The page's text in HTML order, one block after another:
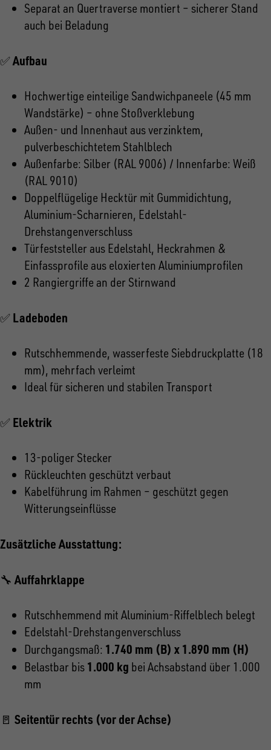
Separat an Quertraverse montiert – sicherer Stand
auch bei Beladung
✅Aufbau
Hochwertige einteilige Sandwichpaneele (45 mm
Wandstärke) – ohne Stoßverklebung
Außen- und Innenhaut aus verzinktem,
pulverbeschichtetem Stahlblech
Außenfarbe: Silber (RAL 9006) / Innenfarbe: Weiß
(RAL 9010)
Doppelflügelige Hecktür mit Gummidichtung,
Aluminium-Scharnieren, Edelstahl-
Drehstangenverschluss
Türfeststeller aus Edelstahl, Heckrahmen &
Einfassprofile aus eloxierten Aluminiumprofilen
2 Rangiergriffe an der Stirnwand
✅ Ladeboden
Rutschhemmende, wasserfeste Siebdruckplatte (18
mm), mehrfach verleimt
Ideal für sicheren und stabilen Transport
✅ Elektrik
13-poliger Stecker
Rückleuchten geschützt verbaut
Kabelführung im Rahmen – geschützt gegen
Witterungseinflüsse
Zusätzliche Ausstattung:
🔧Auffahrklappe
Rutschhemmend mit Aluminium-Riffelblech belegt
Edelstahl-Drehstangenverschluss
Durchgangsmaß: 1.740 mm (B) x 1.890 mm (H)
Belastbar bis 1.000 kg bei Achsabstand über 1.000
mm
🚪 Seitentür rechts (vor der Achse)